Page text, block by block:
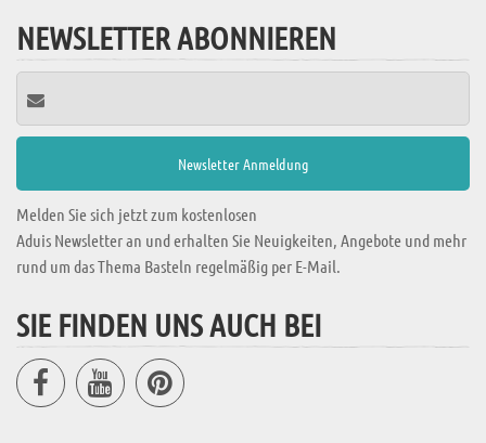
NEWSLETTER ABONNIEREN
Melden Sie sich jetzt zum kostenlosen
Aduis Newsletter an und erhalten Sie Neuigkeiten, Angebote und mehr
rund um das Thema Basteln regelmäßig per E-Mail.
SIE FINDEN UNS AUCH BEI